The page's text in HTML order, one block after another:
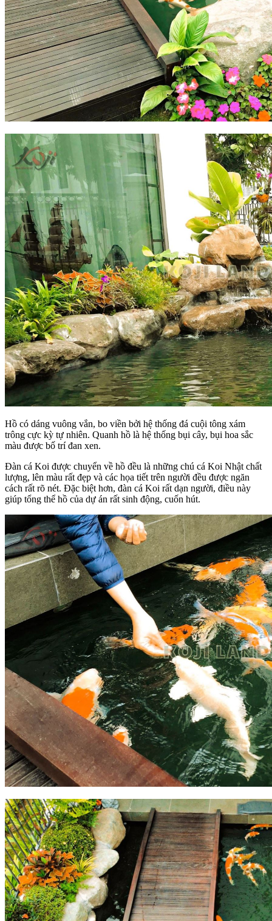
Hồ có dáng vuông vắn, bo viền bởi hệ thống đá cuội tông xám
trông cực kỳ tự nhiên. Quanh hồ là hệ thống bụi cây, bụi hoa sắc
màu được bố trí đan xen.
Đàn cá Koi được chuyển về hồ đều là những chú cá Koi Nhật chất
lượng, lên màu rất đẹp và các họa tiết trên người đều được ngăn
cách rất rõ nét. Đặc biệt hơn, đàn cá Koi rất dạn người, điều này
giúp tổng thể hồ của dự án rất sinh động, cuốn hút.